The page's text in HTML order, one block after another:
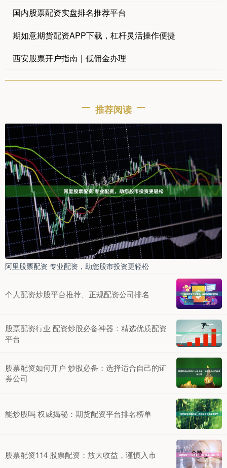
国内股票配资实盘排名推荐平台
期如意期货配资APP下载，杠杆灵活操作便捷
西安股票开户指南｜低佣金办理
推荐阅读
阿里股票配资 专业配资，助您股市投资更轻松
个人配资炒股平台推荐、正规配资公司排名
股票配资行业 配资炒股必备神器：精选优质配资
平台
股票配资如何开户 炒股必备：选择适合自己的证
券公司
能炒股吗 权威揭秘：期货配资平台排名榜单
股票配资114 股票配资：放大收益，谨慎入市